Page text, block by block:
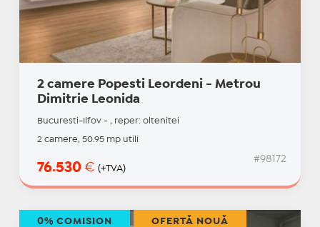
2 camere Popesti Leordeni - Metrou
Dimitrie Leonida
Bucuresti-Ilfov - , reper: oltenitei
2 camere, 50.95 mp utili
76.530 € (+TVA)
#98172
0% COMISION OFERTĂ NOUĂ